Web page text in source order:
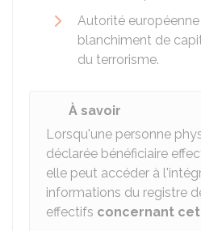
Autorité
blanchiment de
du terrorisme.
À savoir
Lorsqu'une personne
déclarée bénéficiaire
elle peut accéder à
informations du registre
effectifs concernant